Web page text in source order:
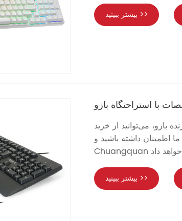
بیشتر ببینید >>
با استراحتگاه بازو
بازو، می‌توانید از خرید
اطمینان داشته باشید و
بیشتر ببینید >>